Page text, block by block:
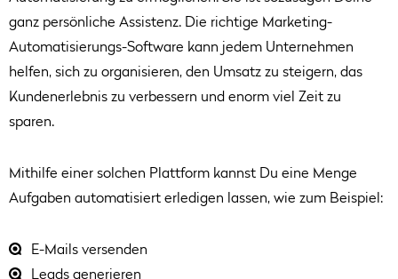
ganz persönliche Assistenz. Die richtige Marketing-
Automatisierungs-Software kann jedem Unternehmen
helfen, sich zu organisieren, den Umsatz zu steigern, das
Kundenerlebnis zu verbessern und enorm viel Zeit zu
sparen.
Mithilfe einer solchen Plattform kannst Du eine Menge
Aufgaben automatisiert erledigen lassen, wie zum Beispiel:
E-Mails versenden
Leads generieren